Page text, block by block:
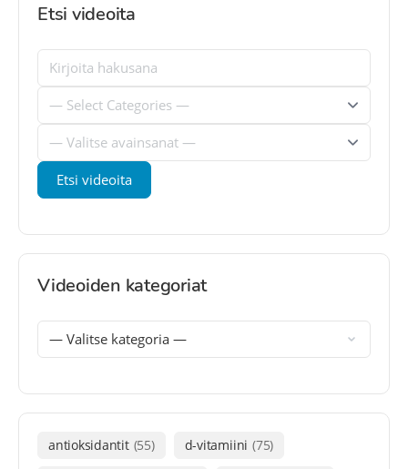
Etsi videoita
Videoiden kategoriat
antioksidantit (55) d-vitamiini (75)